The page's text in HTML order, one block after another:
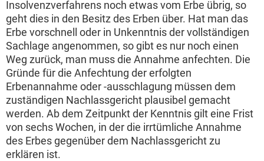
Insolvenzverfahrens noch etwas vom Erbe übrig, so
geht dies in den Besitz des Erben über. Hat man das
Erbe vorschnell oder in Unkenntnis der vollständigen
Sachlage angenommen, so gibt es nur noch einen
Weg zurück, man muss die Annahme anfechten. Die
Gründe für die Anfechtung der erfolgten
Erbenannahme oder -ausschlagung müssen dem
zuständigen Nachlassgericht plausibel gemacht
werden. Ab dem Zeitpunkt der Kenntnis gilt eine Frist
von sechs Wochen, in der die irrtümliche Annahme
des Erbes gegenüber dem Nachlassgericht zu
erklären ist.